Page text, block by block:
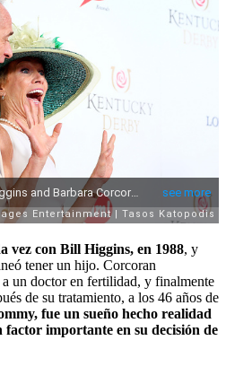
vez con Bill Higgins, en 1988, y
tener un hijo. Corcoran
un doctor en fertilidad, y finalmente
de su tratamiento, a los 46 años de
fue un sueño hecho realidad
importante en su decisión de